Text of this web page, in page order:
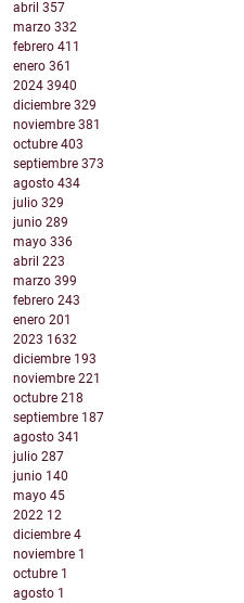
abril 357
marzo 332
febrero 411
enero 361
2024 3940
diciembre 329
noviembre 381
octubre 403
septiembre 373
agosto 434
julio 329
junio 289
mayo 336
abril 223
marzo 399
febrero 243
enero 201
2023 1632
diciembre 193
noviembre 221
octubre 218
septiembre 187
agosto 341
julio 287
junio 140
mayo 45
2022 12
diciembre 4
noviembre 1
octubre 1
agosto 1